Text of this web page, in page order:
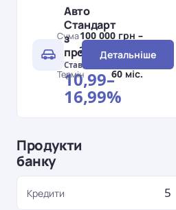
Авто
Стандарт
з
пробігом
Ставка
10,99–
16,99%
Сума100 000 грн –
2 000 000 грн
Термін 60 міс.
Детальніше
Продукти
банку
Кредити 5